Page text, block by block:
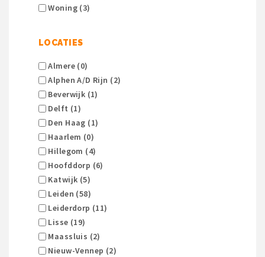
Woning (3)
LOCATIES
Almere (0)
Alphen A/d Rijn (2)
Beverwijk (1)
Delft (1)
Den Haag (1)
Haarlem (0)
Hillegom (4)
Hoofddorp (6)
Katwijk (5)
Leiden (58)
Leiderdorp (11)
Lisse (19)
Maassluis (2)
Nieuw-Vennep (2)